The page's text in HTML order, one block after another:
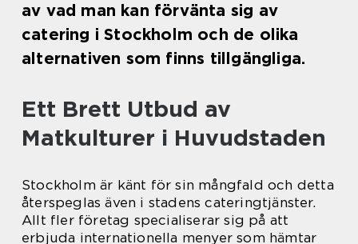
av vad man kan förvänta sig av
catering i Stockholm och de olika
alternativen som finns tillgängliga.
Ett Brett Utbud av
Matkulturer i Huvudstaden
Stockholm är känt för sin mångfald och detta
återspeglas även i stadens cateringtjänster.
Allt fler företag specialiserar sig på att
erbjuda internationella menyer som hämtar